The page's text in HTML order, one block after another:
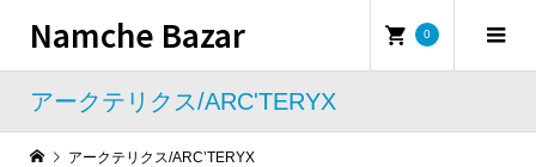
Namche Bazar 0
アークテリクス/ARC'TERYX
アークテリクス/ARC’TERYX